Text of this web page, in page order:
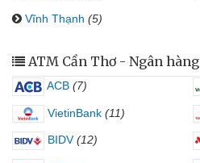
Vĩnh Thạnh (5)
ATM Cần Thơ - Ngân hàng
ACB (7)
VietinBank (11)
BIDV (12)